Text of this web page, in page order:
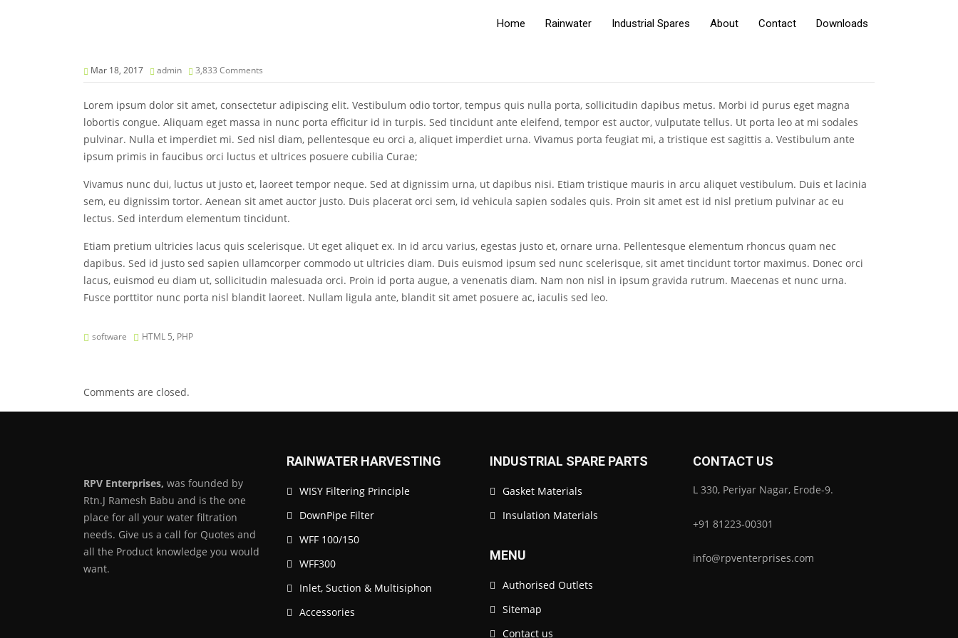
Home Rainwater Industrial Spares About Contact Downloads
Mar 18, 2017 admin 3,833 Comments
Lorem ipsum dolor sit amet, consectetur adipiscing elit. Vestibulum odio tortor, tempus quis nulla porta, sollicitudin dapibus metus. Morbi id purus eget magna
lobortis congue. Aliquam eget massa in nunc porta efficitur id in turpis. Sed tincidunt ante eleifend, tempor est auctor, vulputate tellus. Ut porta leo at mi sodales
pulvinar. Nulla et imperdiet mi. Sed nisl diam, pellentesque eu orci a, aliquet imperdiet urna. Vivamus porta feugiat mi, a tristique est sagittis a. Vestibulum ante
ipsum primis in faucibus orci luctus et ultrices posuere cubilia Curae;
Vivamus nunc dui, luctus ut justo et, laoreet tempor neque. Sed at dignissim urna, ut dapibus nisi. Etiam tristique mauris in arcu aliquet vestibulum. Duis et lacinia
sem, eu dignissim tortor. Aenean sit amet auctor justo. Duis placerat orci sem, id vehicula sapien sodales quis. Proin sit amet est id nisl pretium pulvinar ac eu
lectus. Sed interdum elementum tincidunt.
Etiam pretium ultricies lacus quis scelerisque. Ut eget aliquet ex. In id arcu varius, egestas justo et, ornare urna. Pellentesque elementum rhoncus quam nec
dapibus. Sed id justo sed sapien ullamcorper commodo ut ultricies diam. Duis euismod ipsum sed nunc scelerisque, sit amet tincidunt tortor maximus. Donec orci
lacus, euismod eu diam ut, sollicitudin malesuada orci. Proin id porta augue, a venenatis diam. Nam non nisl in ipsum gravida rutrum. Maecenas et nunc urna.
Fusce porttitor nunc porta nisl blandit laoreet. Nullam ligula ante, blandit sit amet posuere ac, iaculis sed leo.
software HTML 5, PHP
Comments are closed.
RPV Enterprises, was founded by
Rtn.J Ramesh Babu and is the one
place for all your water filtration
needs. Give us a call for Quotes and
all the Product knowledge you would
want.
RAINWATER HARVESTING
WISY Filtering Principle
DownPipe Filter
WFF 100/150
WFF300
Inlet, Suction & Multisiphon
Accessories
INDUSTRIAL SPARE PARTS
Gasket Materials
Insulation Materials
MENU
Authorised Outlets
Sitemap
Contact us
CONTACT US
L 330, Periyar Nagar, Erode-9.
+91 81223-00301
info@rpventerprises.com